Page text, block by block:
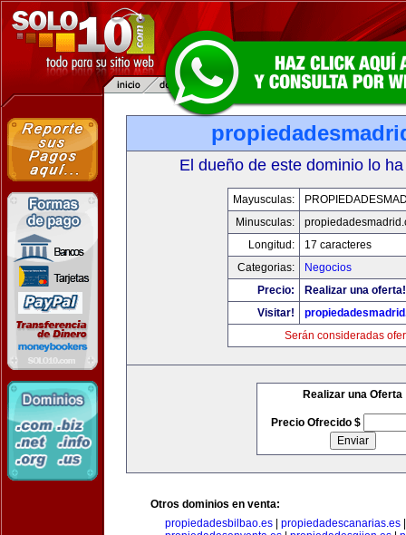
El dueño de este dominio lo
Mayusculas:
Minusculas:
Longitud:
17 caracteres
Categorias:
Negocios
Precio:
Realizar una oferta!
Visitar!
Serán consideradas
Realizar una Oferta
Precio Ofrecido $
Otros dominios en venta:
propiedadesbilbao.es| propiedadescanarias.es